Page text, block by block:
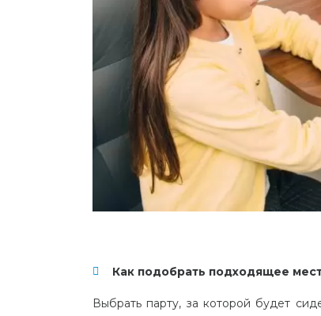
Как подобрать подходящее
Выбрать парту, за которой будет